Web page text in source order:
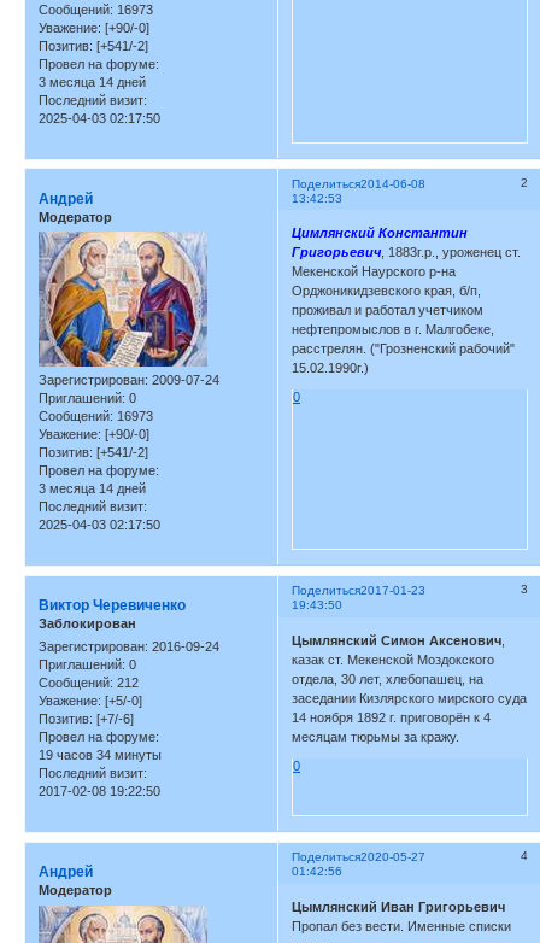
Сообщений: 16973
Уважение: [+90/-0]
Позитив: [+541/-2]
Провел на форуме:
3 месяца 14 дней
Последний визит:
2025-04-03 02:17:50
Поделиться 2
2014-06-08
13:42:53
Андрей
Модератор
Зарегистрирован: 2009-07-24
Приглашений: 0
Сообщений: 16973
Уважение: [+90/-0]
Позитив: [+541/-2]
Провел на форуме:
3 месяца 14 дней
Последний визит:
2025-04-03 02:17:50
Цимлянский Константин
Григорьевич , 1883г.р., уроженец ст.
Мекенской Наурского р-на
Орджоникидзевского края, б/п,
проживал и работал учетчиком
нефтепромыслов в г. Малгобеке,
расстрелян. ("Грозненский рабочий"
15.02.1990г.)
0
Поделиться 3
2017-01-23
19:43:50
Виктор Черевиченко
Заблокирован
Зарегистрирован: 2016-09-24
Приглашений: 0
Сообщений: 212
Уважение: [+5/-0]
Позитив: [+7/-6]
Провел на форуме:
19 часов 34 минуты
Последний визит:
2017-02-08 19:22:50
Цымлянский Симон Аксенович
казак ст. Мекенской Моздокского
отдела, 30 лет, хлебопашец, на
заседании Кизлярского мирского суда
14 ноября 1892 г. приговорён к 4
месяцам тюрьмы за кражу.
0
Поделиться 4
2020-05-27
01:42:56
Андрей
Модератор
Цымлянский Иван Григорьевич
Пропал без вести. Именные списки